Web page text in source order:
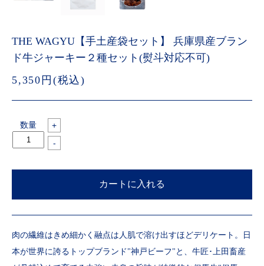
THE WAGYU【手土産袋セット】 兵庫県産ブラン
ド牛ジャーキー２種セット(熨斗対応不可)
5,350円(税込)
数量
+
-
肉の繊維はきめ細かく融点は人肌で溶け出すほどデリケート。日
本が世界に誇るトップブランド"神戸ビーフ"と、牛匠･上田畜産